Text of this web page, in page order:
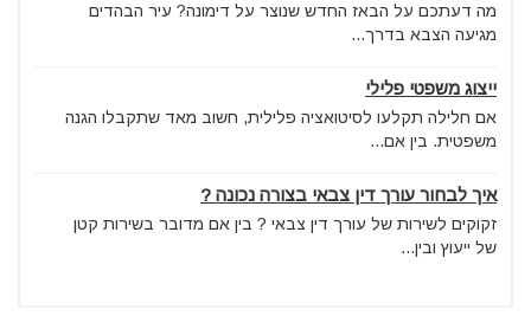
מה דעתכם על הבאז החדש שנוצר על דימונה? עיר הבהדים
מגיעה הצבא בדרך...
ייצוג משפטי פלילי
אם חלילה תקלעו לסיטואציה פלילית, חשוב מאד שתקבלו הגנה
משפטית. בין אם...
איך לבחור עורך דין צבאי בצורה נכונה ?
זקוקים לשירות של עורך דין צבאי ? בין אם מדובר בשירות קטן
של ייעוץ ובין...